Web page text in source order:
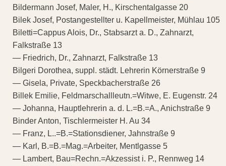
Bildermann Josef, Maler, H., Kirschentalgasse 20
Bilek Josef, Postangestellter u. Kapellmeister, Mühlau 105
Biletti=Cappus Alois, Dr., Stabsarzt a. D., Zahnarzt,
Falkstraße 13
— Friedrich, Dr., Zahnarzt, Falkstraße 13
Bilgeri Dorothea, suppl. städt. Lehrerin Körnerstraße 9
— Gisela, Private, Speckbacherstraße 26
Billek Emilie, Feldmarschallleutn.=Witwe, E. Eugenstr. 24
— Johanna, Hauptlehrerin a. d. L.=B.=A., Anichstraße 9
Binder Anton, Tischlermeister H. Au 34
— Franz, L..=B.=Stationsdiener, Jahnstraße 9
— Karl, B.=B.=Mag.=Arbeiter, Mentlgasse 5
— Lambert, Bau=Rechn.=Akzessist i. P., Rennweg 14